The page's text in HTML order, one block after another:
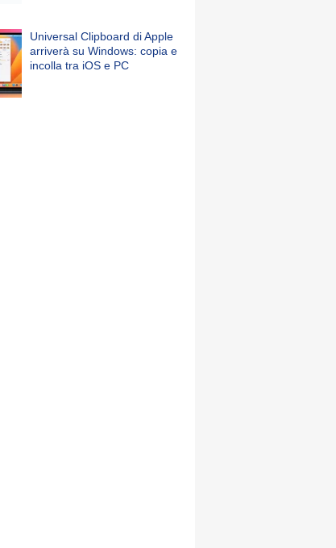
Universal Clipboard di Apple
arriverà su Windows: copia e
incolla tra iOS e PC